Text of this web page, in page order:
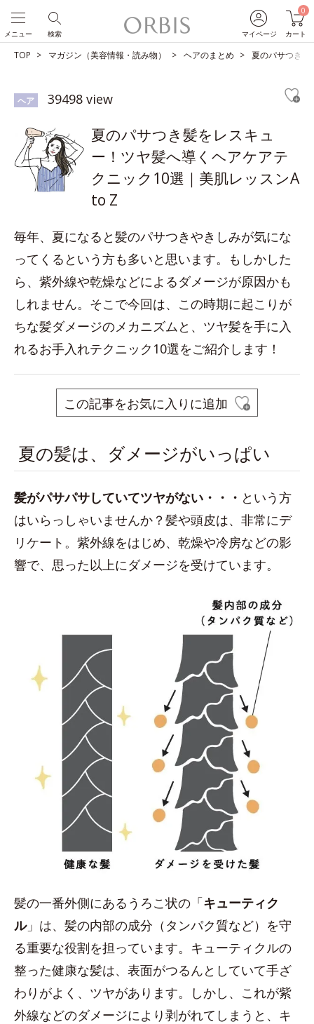
マイページ
0
カート
検索
メニュー
TOP マガジン（美容情報・読み物） ヘアのまとめ 夏のパサつき髪
ヘア 39498 view
夏のパサつき髪をレスキュ
ー！ツヤ髪へ導くヘアケアテ
クニック10選｜美肌レッスンA
to Z
毎年、夏になると髪のパサつきやきしみが気にな
ってくるという方も多いと思います。もしかした
ら、紫外線や乾燥などによるダメージが原因かも
しれません。そこで今回は、この時期に起こりが
ちな髪ダメージのメカニズムと、ツヤ髪を手に入
れるお手入れテクニック10選をご紹介します！
この記事をお気に入りに追加
夏の髪は、ダメージがいっぱい
髪がパサパサしていてツヤがない・・ ・ という方
はいらっしゃいませんか？髪や頭皮は、非常にデ
リケート。紫外線をはじめ、乾燥や冷房などの影
響で、思った以上にダメージを受けています。
髪の一番外側にあるうろこ状の「キューティク
ル」は、髪の内部の成分（タンパク質など）を守
る重要な役割を担っています。キューティクルの
整った健康な髪は、表面がつるんとしていて手ざ
わりがよく、ツヤがあります。しかし、これが紫
外線などのダメージにより剥がれてしまうと、キ